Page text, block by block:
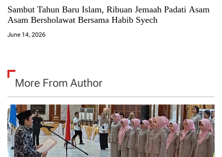
Sambut Tahun Baru Islam, Ribuan Jemaah Padati Asam
Asam Bersholawat Bersama Habib Syech
June 14, 2026
More From Author